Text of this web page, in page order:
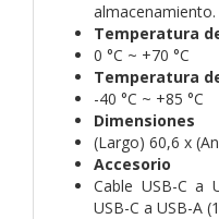
almacenamiento.
Temperatura
0 °C ~ +70 °C
Temperatura
-40 °C ~ +85 °C
Dimensiones
(Largo) 60,6 x
Accesorio
Cable USB-C a
USB-C a USB-A